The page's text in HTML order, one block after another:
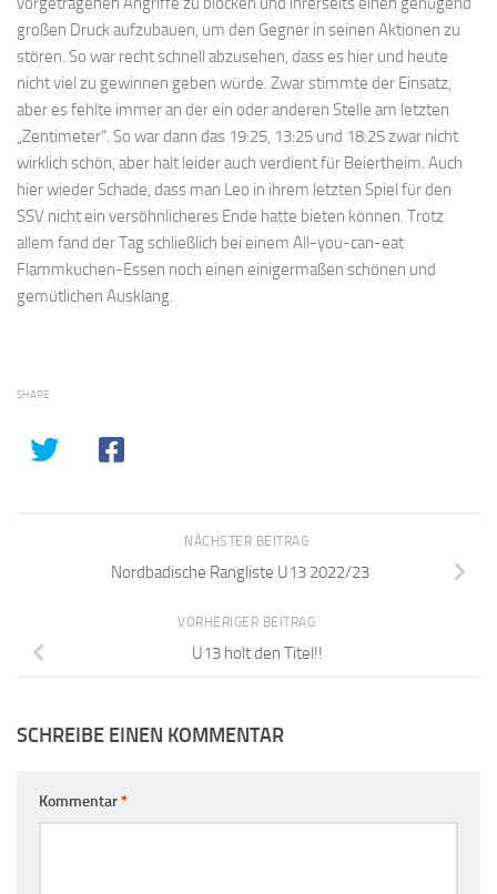
großen Druck aufzubauen, um den Gegner in seinen Aktionen zu
stören. So war recht schnell abzusehen, dass es hier und heute
nicht viel zu gewinnen geben würde. Zwar stimmte der Einsatz,
aber es fehlte immer an der ein oder anderen Stelle am letzten
„Zentimeter“. So war dann das 19:25, 13:25 und 18:25 zwar nicht
wirklich schön, aber halt leider auch verdient für Beiertheim. Auch
hier wieder Schade, dass man Leo in ihrem letzten Spiel für den
SSV nicht ein versöhnlicheres Ende hatte bieten können. Trotz
allem fand der Tag schließlich bei einem All-you-can-eat
Flammkuchen-Essen noch einen einigermaßen schönen und
gemütlichen Ausklang.
SHARE
NÄCHSTER BEITRAG
Nordbadische Rangliste U13 2022/23
VORHERIGER BEITRAG
U13 holt den Titel!!
SCHREIBE EINEN KOMMENTAR
Kommentar*